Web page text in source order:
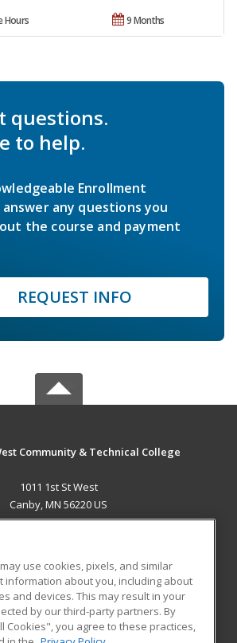
9 Months
Hours
questions.
to help.
Enrollment
any questions you
the course and payment
REQUEST INFO
Community & Technical College
1011 1st St West
Canby, MN 56220 US
RESOURCES
Student Blog
use cookies, pixels, and similar
information about you, including about
and devices. This may result in your
by our third-party partners. By
Cookies", you agree to these practices,